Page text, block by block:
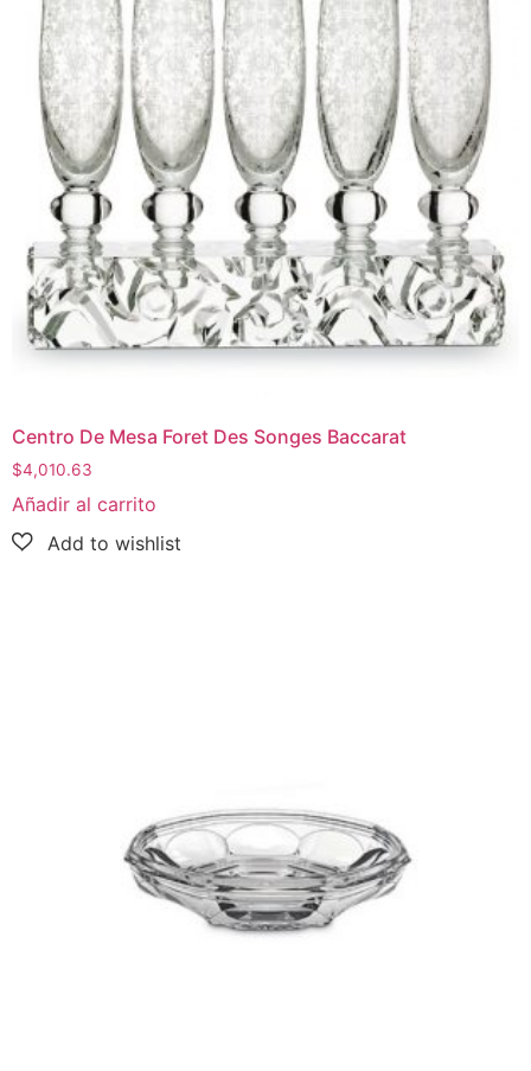
Centro De Mesa Foret Des Songes Baccarat
$4,010.63
Añadir al carrito